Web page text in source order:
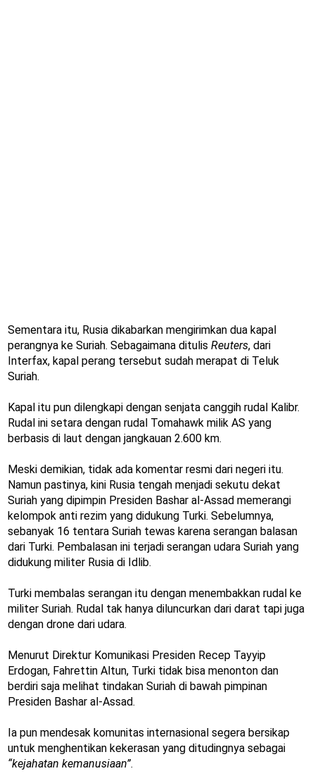
Sementara itu, Rusia dikabarkan mengirimkan dua kapal
perangnya ke Suriah. Sebagaimana ditulis Reuters, dari
Interfax, kapal perang tersebut sudah merapat di Teluk
Suriah.
Kapal itu pun dilengkapi dengan senjata canggih rudal Kalibr.
Rudal ini setara dengan rudal Tomahawk milik AS yang
berbasis di laut dengan jangkauan 2.600 km.
Meski demikian, tidak ada komentar resmi dari negeri itu.
Namun pastinya, kini Rusia tengah menjadi sekutu dekat
Suriah yang dipimpin Presiden Bashar al-Assad memerangi
kelompok anti rezim yang didukung Turki. Sebelumnya,
sebanyak 16 tentara Suriah tewas karena serangan balasan
dari Turki. Pembalasan ini terjadi serangan udara Suriah yang
didukung militer Rusia di Idlib.
Turki membalas serangan itu dengan menembakkan rudal ke
militer Suriah. Rudal tak hanya diluncurkan dari darat tapi juga
dengan drone dari udara.
Menurut Direktur Komunikasi Presiden Recep Tayyip
Erdogan, Fahrettin Altun, Turki tidak bisa menonton dan
berdiri saja melihat tindakan Suriah di bawah pimpinan
Presiden Bashar al-Assad.
Ia pun mendesak komunitas internasional segera bersikap
untuk menghentikan kekerasan yang ditudingnya sebagai
“kejahatan kemanusiaan”.